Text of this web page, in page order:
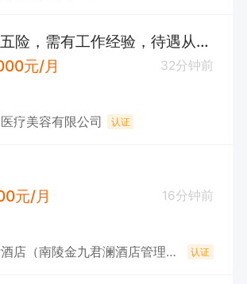
医美咨询（五险，需有工作经验，待遇从优）
元/月
32分钟前
疗美容有限公司 认证
元/月
16分钟前
南陵金九国际酒店（南陵金九君澜酒店管理有限公司） 认证